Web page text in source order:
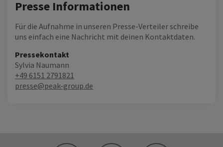
Presse Informationen
Für die Aufnahme in unseren Presse-Verteiler schreibe
uns einfach eine Nachricht mit deinen Kontaktdaten.
Pressekontakt
Sylvia Naumann
+49 6151 2791821
presse@peak-group.de